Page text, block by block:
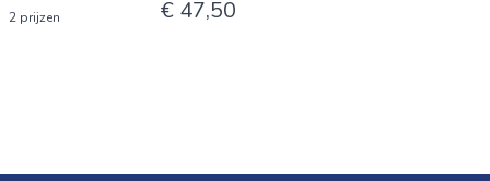
2 prijzen € 47,50